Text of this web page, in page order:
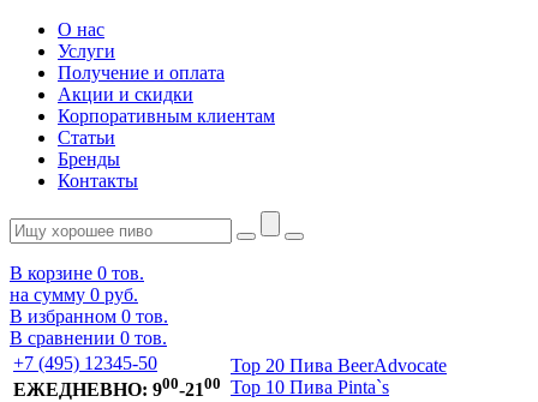
О нас
Услуги
Получение и оплата
Акции и скидки
Корпоративным клиентам
Статьи
Бренды
Контакты
В корзине 0 тов.
на сумму 0 руб.
В избранном 0 тов.
В сравнении 0 тов.
+7 (495) 12345-50
ЕЖЕДНЕВНО: 900-2100
Top 20 Пива BeerAdvocate
Top 10 Пива Pinta`s